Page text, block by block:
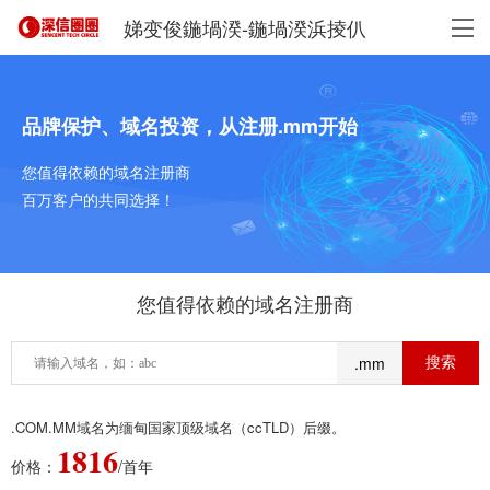
娣变俊鍦堝湀-鍦堝湀浜掕仈
品牌保护、域名投资，从注册.mm开始
您值得依赖的域名注册商
百万客户的共同选择！
您值得依赖的域名注册商
.mm
.COM.MM域名为缅甸国家顶级域名（ccTLD）后缀。
价格： 1816/首年